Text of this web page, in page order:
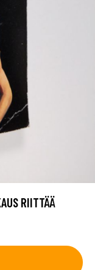
RIITTÄÄ